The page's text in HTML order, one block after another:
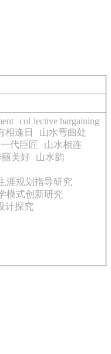
colˌlective bargaining
相逢日
山水弯曲处
代巨匠
山水相连
美好
山水韵
涯规划指导研究
模式创新研究
计探究